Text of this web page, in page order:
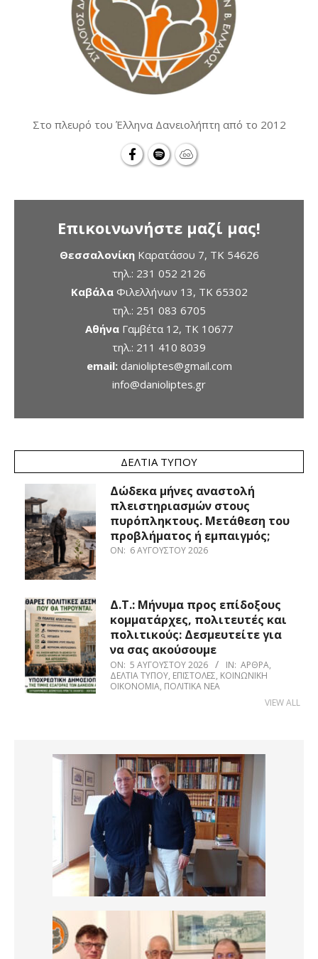
Στο πλευρό του Έλληνα Δανειολήπτη από το 2012
Επικοινωνήστε μαζί μας!
ΘεσσαλονίκηΚαρατάσου 7, TK 54626
τηλ.: 231 052 2126
ΚαβάλαΦιλελλήνων 13, ΤΚ 65302
τηλ.: 251 083 6705
ΑθήναΓαμβέτα 12, ΤΚ 10677
τηλ.: 211 410 8039
email: danioliptes@gmail.com
info@danioliptes.gr
ΔΕΛΤΊΑ ΤΎΠΟΥ
Δώδεκα μήνες αναστολή
πλειστηριασμών στους
πυρόπληκτους. Μετάθεση του
προβλήματος ή εμπαιγμός;
ON: 6 ΑΥΓΟΎΣΤΟΥ 2026
Δ.Τ.: Μήνυμα προς επίδοξους
κομματάρχες, πολιτευτές και
πολιτικούς: Δεσμευτείτε για
να σας ακούσουμε
ON: 5 ΑΥΓΟΎΣΤΟΥ 2026 IN: ΆΡΘΡΑ,
ΔΕΛΤΊΑ ΤΎΠΟΥ, ΕΠΙΣΤΟΛΈΣ, ΚΟΙΝΩΝΙΚΉ
ΟΙΚΟΝΟΜΊΑ, ΠΟΛΙΤΙΚΆ ΝΈΑ
VIEW ALL